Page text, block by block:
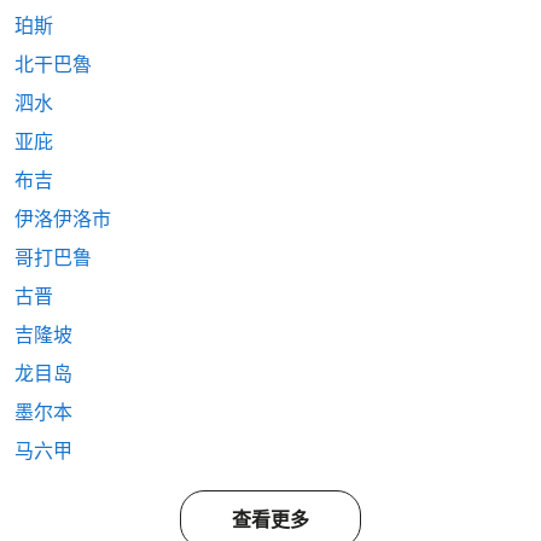
珀斯
北干巴魯
泗水
亚庇
布吉
伊洛伊洛市
哥打巴鲁
古晋
吉隆坡
龙目岛
墨尔本
马六甲
查看更多